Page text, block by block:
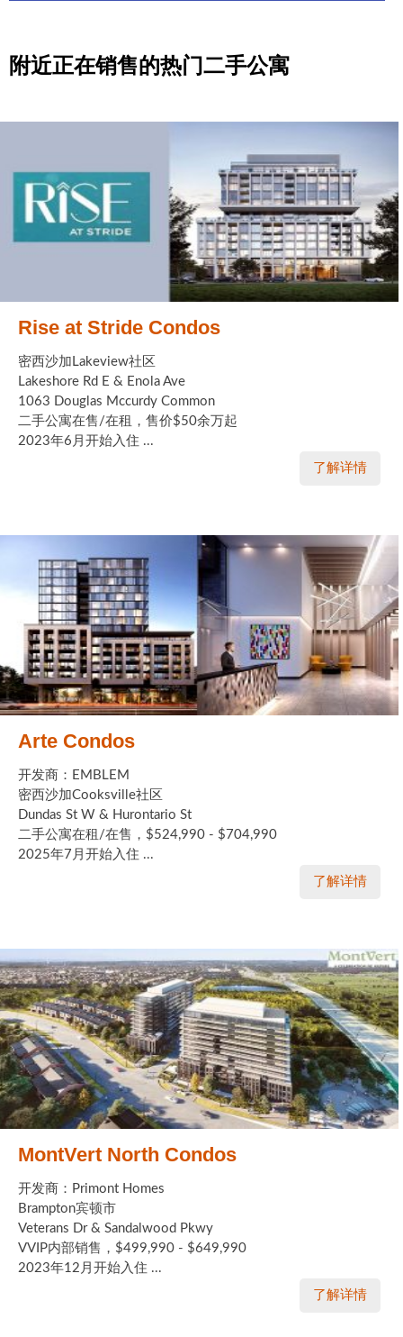
附近正在销售的热门二手公寓
Rise at Stride Condos
密西沙加Lakeview社区
Lakeshore Rd E & Enola Ave
1063 Douglas Mccurdy Common
二手公寓在售/在租，售价$50余万起
2023年6月开始入住 ...
了解详情
Arte Condos
开发商：EMBLEM
密西沙加Cooksville社区
Dundas St W & Hurontario St
二手公寓在租/在售，$524,990 - $704,990
2025年7月开始入住 ...
了解详情
MontVert North Condos
开发商：Primont Homes
Brampton宾顿市
Veterans Dr & Sandalwood Pkwy
VVIP内部销售，$499,990 - $649,990
2023年12月开始入住 ...
了解详情